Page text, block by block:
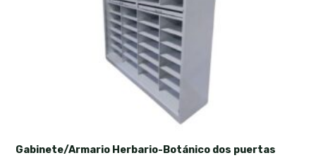
Gabinete/Armario Herbario-Botánico dos puertas